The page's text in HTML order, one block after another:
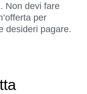
Non devi fare
per
desideri pagare.